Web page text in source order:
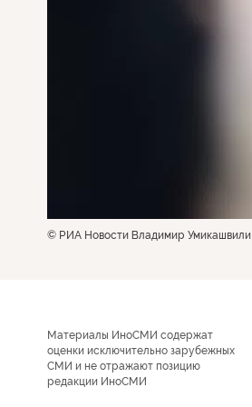
© РИА Новости Владимир Умикашвили
Материалы ИноСМИ содержат
оценки исключительно зарубежных
СМИ и не отражают позицию
редакции ИноСМИ